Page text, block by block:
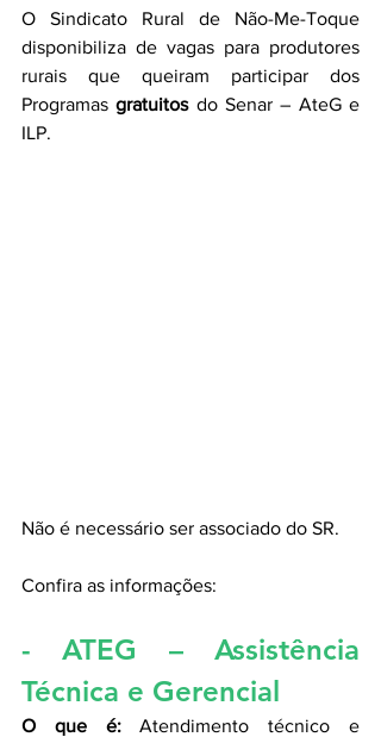
O Sindicato Rural de Não-Me-Toque
disponibiliza de vagas para produtores
rurais que queiram participar dos
Programas gratuitos do Senar – AteG e
ILP.
Não é necessário ser associado do SR.
Confira as informações:
- ATEG – Assistência
Técnica e Gerencial
O que é: Atendimento técnico e